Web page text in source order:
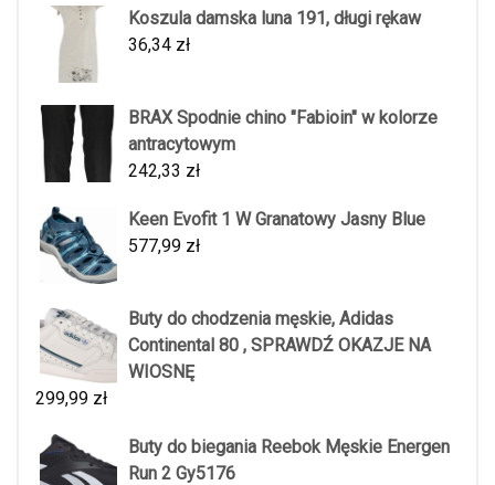
Koszula damska luna 191, długi rękaw
36,34 zł
BRAX Spodnie chino "Fabioin" w kolorze
antracytowym
242,33 zł
Keen Evofit 1 W Granatowy Jasny Blue
577,99 zł
Buty do chodzenia męskie, Adidas
Continental 80 , SPRAWDŹ OKAZJE NA
WIOSNĘ
299,99 zł
Buty do biegania Reebok Męskie Energen
Run 2 Gy5176